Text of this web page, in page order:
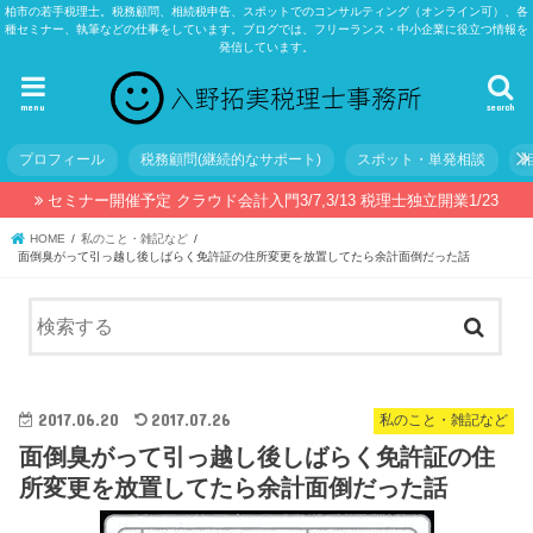
柏市の若手税理士。税務顧問、相続税申告、スポットでのコンサルティング（オンライン可）、各
種セミナー、執筆などの仕事をしています。ブログでは、フリーランス・中小企業に役立つ情報を
発信しています。
search
menu
プロフィール 税務顧問(継続的なサポート) スポット・単発相談
セミナー開催予定 クラウド会計入門3/7,3/13 税理士独立開業1/23
HOME
私のこと・雑記など
面倒臭がって引っ越し後しばらく免許証の住所変更を放置してたら余計面倒だった話
私のこと・雑記など
2017.06.20 2017.07.26
面倒臭がって引っ越し後しばらく免許証の住
所変更を放置してたら余計面倒だった話